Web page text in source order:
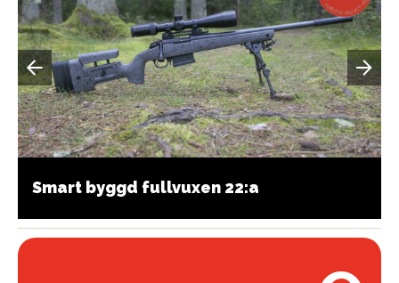
Smart byggd fullvuxen 22:a